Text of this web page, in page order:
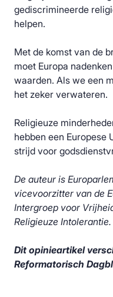
gediscrimineerde
helpen.
Met de komst van de
moet Europa
waarden. Als we een
het zeker verwateren.
Religieuze
hebben een Europese
strijd voor
De auteur is
vicevoorzitter van de
Intergroep voor
Religieuze Intolerantie.
Dit opinieartikel
Reformatorisch